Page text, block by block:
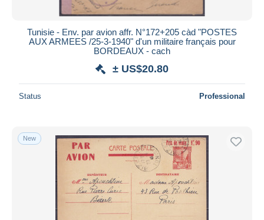
All durations
Closing in hours
From
Payment methods
Bank transfer
MasterCard
Tunisie - Env. par avion affr. N°172+205 càd "POSTES
AUX ARMEES /25-3-1940" d'un militaire français pour
BORDEAUX - cach
± US$20.80
Status Professional
New